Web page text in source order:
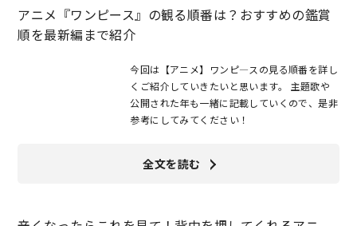
アニメ『ワンピース』の観る順番は？おすすめの鑑賞
順を最新編まで紹介
今回は【アニメ】ワンピ―スの見る順番を詳し
くご紹介していきたいと思います。 主題歌や
公開された年も一緒に記載していくので、是非
参考にしてみてください！
全文を読む